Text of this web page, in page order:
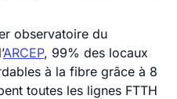
observatoire du
ARCEP, 99% des locaux
à la fibre grâce à 8
toutes les lignes FTTH